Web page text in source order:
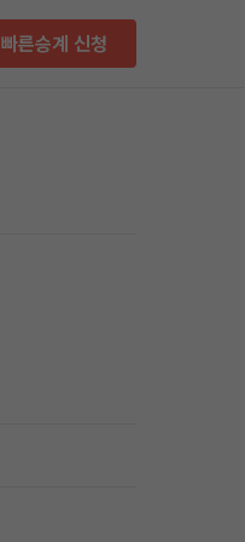
빠른승계 신청